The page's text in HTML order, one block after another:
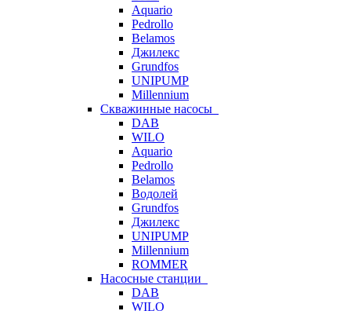
Aquario
Pedrollo
Belamos
Джилекс
Grundfos
UNIPUMP
Millennium
Скважинные насосы
DAB
WILO
Aquario
Pedrollo
Belamos
Водолей
Grundfos
Джилекс
UNIPUMP
Millennium
ROMMER
Насосные станции
DAB
WILO